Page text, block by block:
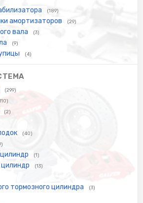
(189)
амортизаторов (29)
вала (3)
(9)
(4)
(299)
(2)
(40)
(1)
(13)
тормозного цилиндра (3)